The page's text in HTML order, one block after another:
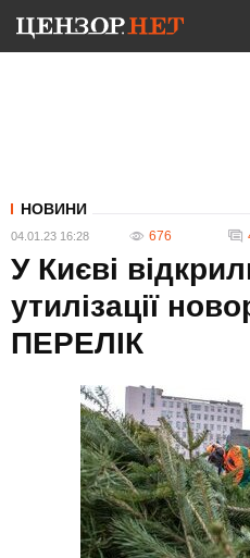
НОВИНИ
04.01.23 16:28 676
У Києві
утилізації
ПЕРЕЛІК